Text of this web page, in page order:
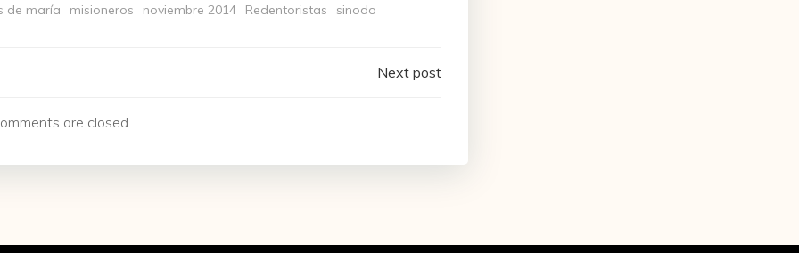
de maría misioneros noviembre 2014 Redentoristas sinodo
de
entradas
Next post
are closed